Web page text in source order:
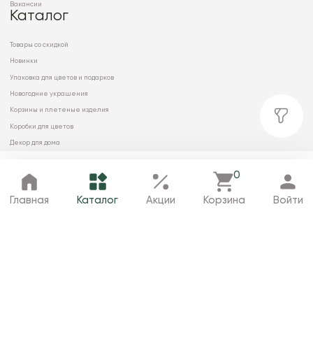
Главная Каталог Избранное Корзина Профиль
Главная Каталог Акции
0
Корзина Войти
Вакансии
Каталог
Товары со скидкой
Новинки
Упаковка для цветов и подарков
Новогодние украшения
Корзины и плетеные изделия
Коробки для цветов
Декор для дома
© 2026 ООО «МИРРЭЙ»